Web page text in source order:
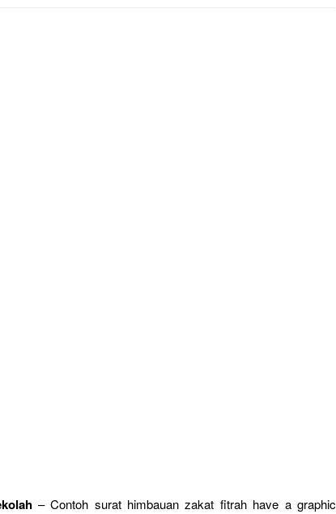
– Contoh surat himbauan zakat fitrah have a graphic